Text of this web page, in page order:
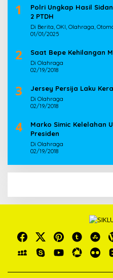
1
Polri Ungkap Hasil
2 PTDH
Di Berita, OKI, Olahraga,
01/01/2025
2 Saat Bepe Kehilangan
Di Olahraga
02/19/2018
3 Jersey Persija Laku
Di Olahraga
02/19/2018
4
Marko Simic Kelelahan
Presiden
Di Olahraga
02/19/2018